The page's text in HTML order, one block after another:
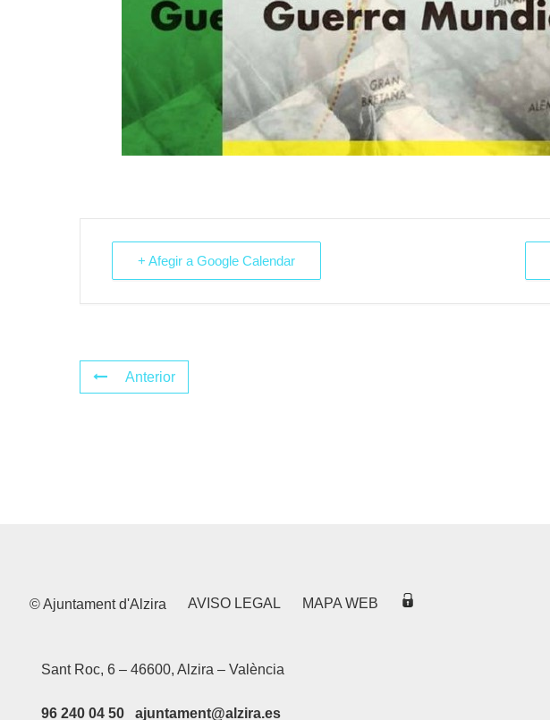
+ Afegir a Google Calendar
Anterior
© Ajuntament d'Alzira AVISO LEGAL MAPA WEB
Sant Roc, 6 – 46600, Alzira – València
96 240 04 50 ajuntament@alzira.es